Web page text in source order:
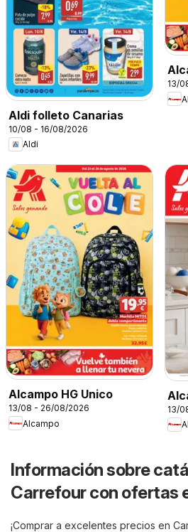
Aldi folleto Canarias
10/08 - 16/08/2026
Aldi
13/
Alcampo HG Unico
13/08 - 26/08/2026
Alcampo
13/
Información sobre
Carrefour con ofertas
¡Comprar a excelentes precios en